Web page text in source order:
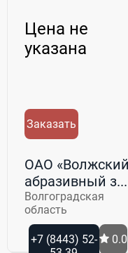
Цена не
указана
Заказать
ОАО «Волжский
абразивный з...
Волгоградская
область
+7 (8443) 52-
0.0